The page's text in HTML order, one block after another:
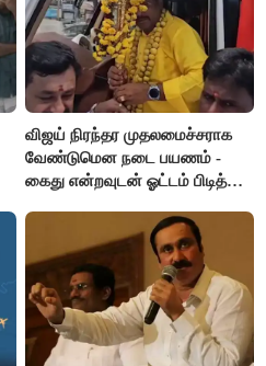
விஜய் நிரந்தர முதலமைச்சராக
வேண்டுமென நடை பயணம் -
கைது என்றவுடன் ஓட்டம் பிடித்த